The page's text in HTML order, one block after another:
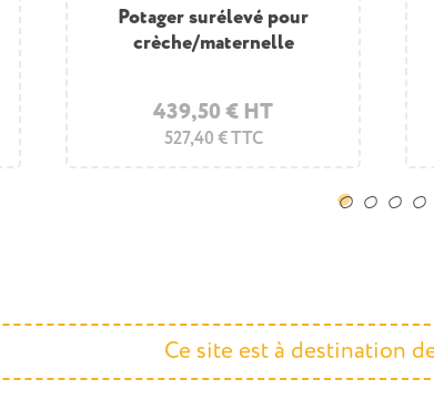
Potager surélevé pour
crèche/maternelle
439,50 € HT
527,40 € TTC
Ce site est à destination